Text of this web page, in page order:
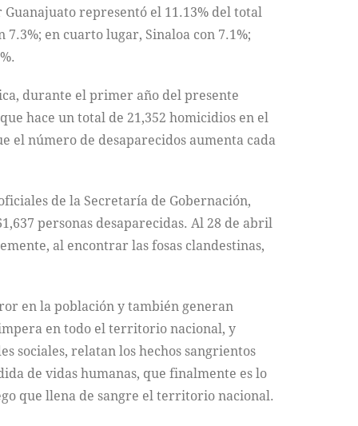
representó el 11.13% del total
en cuarto lugar, Sinaloa con 7.1%;
durante el primer año del presente
hace un total de 21,352 homicidios en el
el número de desaparecidos aumenta cada
de la Secretaría de Gobernación,
personas desaparecidas. Al 28 de abril
al encontrar las fosas clandestinas,
en la población y también generan
en todo el territorio nacional, y
sociales, relatan los hechos sangrientos
de vidas humanas, que finalmente es lo
que llena de sangre el territorio nacional.